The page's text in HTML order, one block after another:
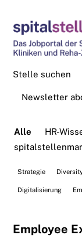
Stelle suchen
Newsletter
Alle HR-
Strategie
Digitalisierung
Employee